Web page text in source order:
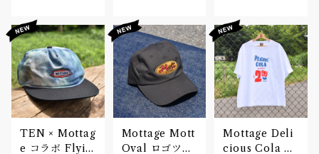
sex
TEN × Mottag
e コラボ Flyin
Mottage Mott
Oval ロゴツイ
Mottage Deli
cious Cola T